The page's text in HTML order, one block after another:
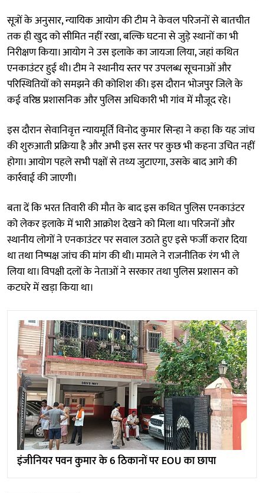
सूत्रों के अनुसार, न्यायिक आयोग की टीम ने केवल परिजनों से बातचीत
तक ही खुद को सीमित नहीं रखा, बल्कि घटना से जुड़े स्थानों का भी
निरीक्षण किया। आयोग ने उस इलाके का जायजा लिया, जहां कथित
एनकाउंटर हुई थी। टीम ने स्थानीय स्तर पर उपलब्ध सूचनाओं और
परिस्थितियों को समझने की कोशिश की। इस दौरान भोजपुर जिले के
कई वरिष्ठ प्रशासनिक और पुलिस अधिकारी भी गांव में मौजूद रहे।
इस दौरान सेवानिवृत्त न्यायमूर्ति विनोद कुमार सिन्हा ने कहा कि यह जांच
की शुरुआती प्रक्रिया है और अभी इस स्तर पर कुछ भी कहना उचित नहीं
होगा। आयोग पहले सभी पक्षों से तथ्य जुटाएगा, उसके बाद आगे की
कार्रवाई की जाएगी।
बता दें कि भरत तिवारी की मौत के बाद इस कथित पुलिस एनकाउंटर
को लेकर इलाके में भारी आक्रोश देखने को मिला था। परिजनों और
स्थानीय लोगों ने एनकाउंटर पर सवाल उठाते हुए इसे फर्जी करार दिया
था तथा निष्पक्ष जांच की मांग की थी। मामले ने राजनीतिक रंग भी ले
लिया था। विपक्षी दलों के नेताओं ने सरकार तथा पुलिस प्रशासन को
कटघरे में खड़ा किया था।
इंजीनियर पवन कुमार के 6 ठिकानों पर EOU का छापा